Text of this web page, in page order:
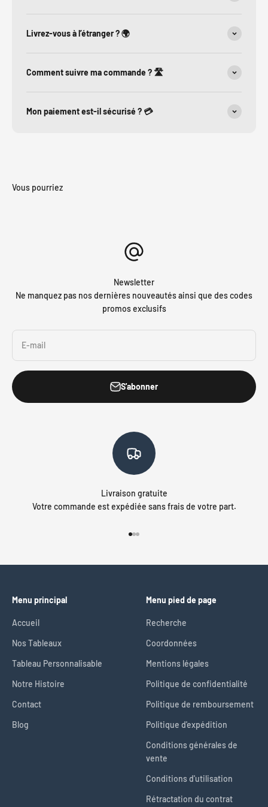
Livrez-vous à l’étranger ? 🌍
Comment suivre ma commande ? 🛣️
Mon paiement est-il sécurisé ? 💳
Newsletter
Ne manquez pas nos dernières nouveautés ainsi que des codes
promos exclusifs
E-mail
S'abonner
Livraison gratuite
Votre commande est expédiée sans frais de votre part.
Menu principal
Accueil
Nos Tableaux
Tableau Personnalisable
Notre Histoire
Contact
Blog
Menu pied de page
Recherche
Coordonnées
Mentions légales
Politique de confidentialité
Politique de remboursement
Politique d'expédition
Conditions générales de
vente
Conditions d'utilisation
Rétractation du contrat